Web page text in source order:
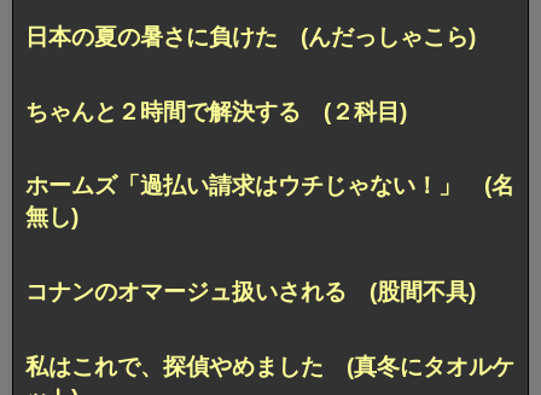
日本の夏の暑さに負けた (んだっしゃこら)
ちゃんと２時間で解決する (２科目)
ホームズ「過払い請求はウチじゃない！」 (名
無し)
コナンのオマージュ扱いされる (股間不具)
私はこれで、探偵やめました (真冬にタオルケ